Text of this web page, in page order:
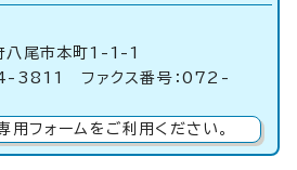
尾市本町1-1-1
3811 ファクス番号：072-
用フォームをご利用ください。